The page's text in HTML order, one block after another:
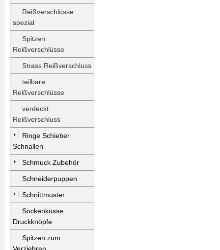
Reißverschlüsse
spezial
Spitzen
Reißverschlüsse
Strass Reißverschluss
teilbare
Reißverschlüsse
verdeckt
Reißverschluss
Ringe Schieber
Schnallen
Schmuck Zubehör
Schneiderpuppen
Schnittmuster
Sockenküsse
Druckknöpfe
Spitzen zum